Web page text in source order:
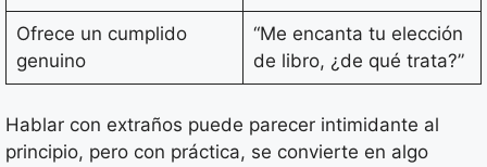
Ofrece un cumplido
genuino
“Me encanta tu elección
de libro, ¿de qué trata?”
Hablar con extraños puede parecer intimidante al
principio, pero con práctica, se convierte en algo